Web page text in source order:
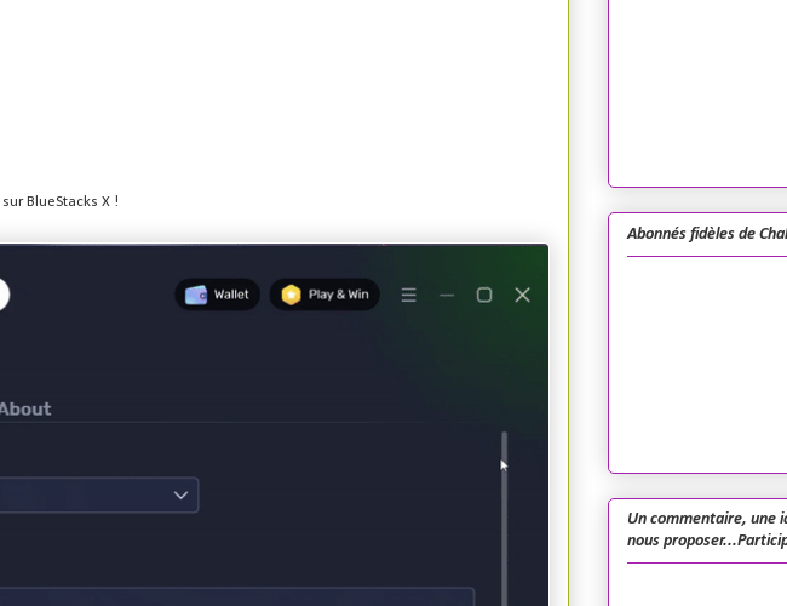
sur BlueStacks X !
Abonnés fidèles de
Un commentaire, une
nous